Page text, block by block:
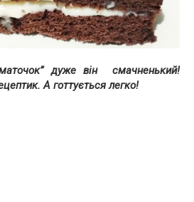
дуже він смачненький!
А готтується легко!